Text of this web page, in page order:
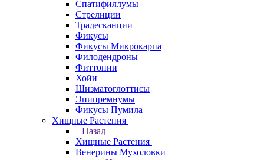
Спатифиллумы
Стрелиции
Традесканции
Фикусы
Фикусы Микрокарпа
Филодендроны
Фиттонии
Хойи
Шизматоглоттисы
Эпипремнумы
Фикусы Пумила
Хищные Растения
Назад
Хищные Растения
Венерины Мухоловки